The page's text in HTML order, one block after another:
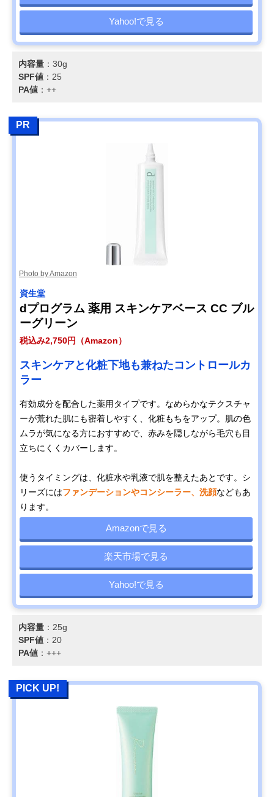
Yahoo!で見る
内容量 ：30g
SPF値 ：25
PA値 ：++
PR
Photo by Amazon
資生堂
dプログラム 薬用 スキンケアベース CC ブル
ーグリーン
税込み2,750円（Amazon）
スキンケアと化粧下地も兼ねたコントロールカ
ラー
有効成分を配合した薬用タイプです。なめらかなテクスチャ
ーが荒れた肌にも密着しやすく、化粧もちをアップ。肌の色
ムラが気になる方におすすめで、赤みを隠しながら毛穴も目
立ちにくくカバーします。
使うタイミングは、化粧水や乳液で肌を整えたあとです。シ
リーズにはファンデーションやコンシーラー、洗顔などもあ
ります。
Amazonで見る
楽天市場で見る
Yahoo!で見る
内容量 ：25g
SPF値 ：20
PA値 ：+++
PICK UP!